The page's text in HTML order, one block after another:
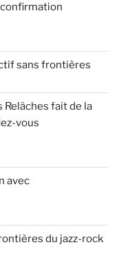
sans frontières
Relâches fait de la
vous
avec
du jazz-rock